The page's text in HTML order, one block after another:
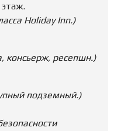
этаж.
Holiday Inn.)
консьерж, ресепшн.)
подземный.)